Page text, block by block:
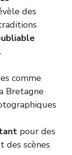
des
comme
Bretagne
pour des
des scènes